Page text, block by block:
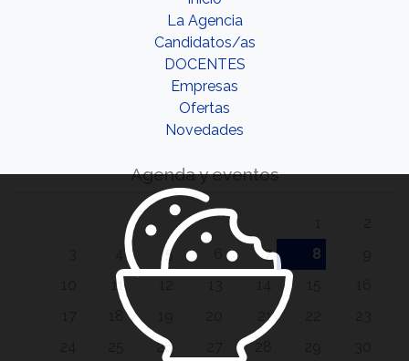
La Agencia
Candidatos/as
DOCENTES
Empresas
Ofertas
Novedades
Agenda y eventos
5 7 8
11
21
26 28